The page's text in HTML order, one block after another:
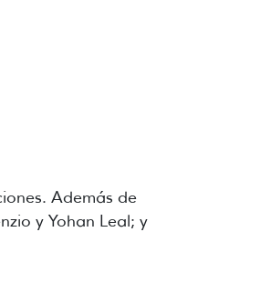
Además de
y Yohan Leal; y